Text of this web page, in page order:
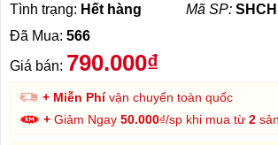
Tình trạng: Hết hàng Mã SP:
Đã Mua: 566
Giá bán: 790.000₫
+ Miễn Phívận chuyển toàn quốc
+ Giảm Ngay50.000₫/sp khi mua từ2